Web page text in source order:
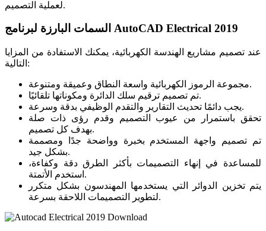
لعملية التصميم.
السمات البارزة لبرنامج AutoCAD Electrical 2019
عند تصميم مشاريع الهندسة الكهربائية، يمكنك الاستفادة من المزايا
التالية:
مجموعة الرموز الكهربائية واسعة النطاق وعميقة ومتنوعة.
تم تصميم ترقيم سلك الدائرة ومكوناتها تلقائيًا.
يجب دائمًا تحديث التقارير والتقدم الوظيفي بدقة وسرعة.
تحقق باستمرار من عيوب التصميم وقدم رؤى ذات صلة
بهدف كل تصميم.
تم تصميم واجهة المستخدم بخبرة وواضحة جدًا ومصممة
بشكل جيد.
للمساعدة في إنهاء التصميمات بأكثر الطرق دقة وكفاءة،
استخدم الأتمتة.
يتم تخزين الدوائر التي يستخدمها المهندسون بشكل متكرر
لتطوير التصميمات اللاحقة بسرعة.